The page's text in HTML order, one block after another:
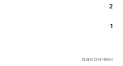
2
1
закончен